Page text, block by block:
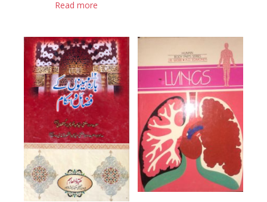
Read more